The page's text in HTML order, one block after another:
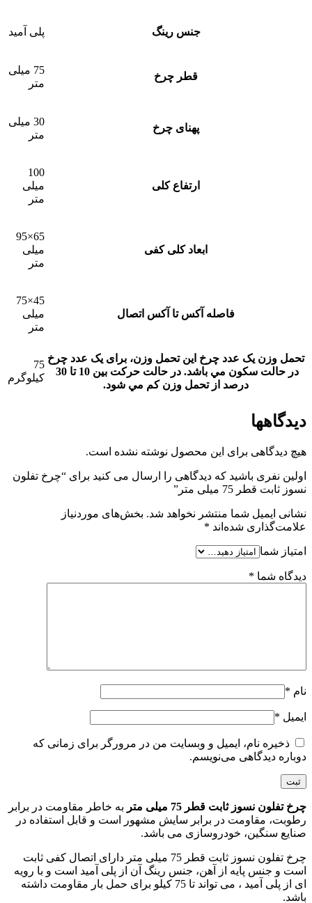
جنس رینگ پلی آمید
قطر چرخ
75 میلی
متر
پهنای چرخ
30 میلی
متر
ارتفاع کلی
100
میلی
متر
ابعاد کلی کفی
65×95
میلی
متر
فاصله آکس تا آکس اتصال
45×75
میلی
متر
تحمل وزن یک عدد چرخ این تحمل وزن، برای يک عدد چرخ
درصد از تحمل وزن کم مي شود.
75
کیلوگرم
دیدگاهها
هیچ دیدگاهی برای این محصول نوشته نشده است.
اولین نفری باشید که دیدگاهی را ارسال می کنید برای “چرخ تفلون
نسوز ثابت قطر 75 میلی متر”
نشانی ایمیل شما منتشر نخواهد شد. بخش‌های موردنیاز
علامت‌گذاری شده‌اند *
امتیاز شما
دیدگاه شما *
نام *
ایمیل *
ذخیره نام، ایمیل و وبسایت من در مرورگر برای زمانی که
دوباره دیدگاهی می‌نویسم.
چرخ تفلون نسوز ثابت قطر 75 میلی متر
به خاطر مقاومت در برابر
رطوبت، مقاومت در برابر سایش مشهور است و قابل استفاده در
صنایع سنگین، خودروسازی می باشد.
چرخ تفلون نسوز ثابت قطر 75 میلی متر دارای اتصال کفی ثابت
است و جنس پایه از آهن، جنس رینگ آن از پلی آمید است و با رویه
ای از پلی آمید ، می تواند تا 75 کیلو برای حمل بار مقاومت داشته
باشد.